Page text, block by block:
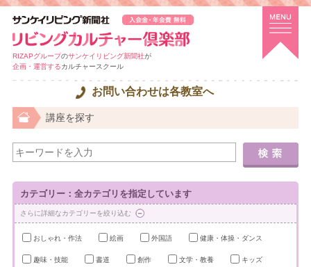
RIZAPグループのサンケイリビング新聞社が
企画・運営するカルチャースクール
お問い合わせは各教室へ
講座を探す
カテゴリー：全カテゴリを指定しています
さらに詳細なカテゴリーを絞り込む
おしゃれ・作法 絵画 外国語 健康・体操・ダンス
趣味・技能 書道 創作 文学・教養 キッズ